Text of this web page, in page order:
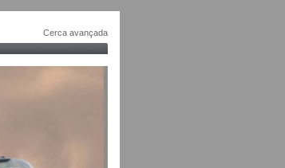
Cerca avançada